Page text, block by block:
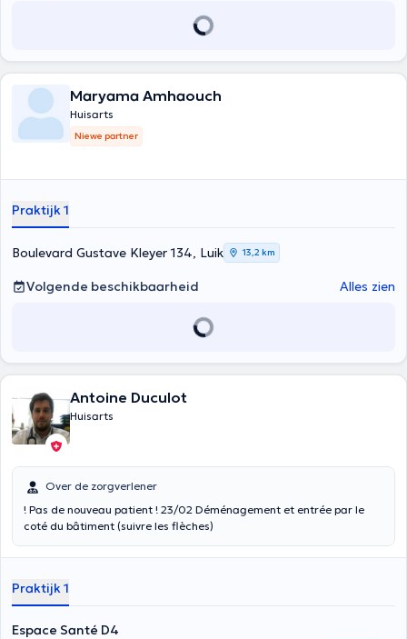
Maryama Amhaouch
Huisarts
Niewe partner
Praktijk 1
Boulevard Gustave Kleyer 134, Luik 13,2 km
Volgende beschikbaarheid Alles zien
Antoine Duculot
Huisarts
Over de zorgverlener
! Pas de nouveau patient ! 23/02 Déménagement et entrée par le
coté du bâtiment (suivre les flèches)
Praktijk 1
Espace Santé D4